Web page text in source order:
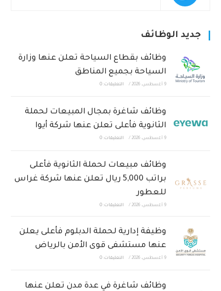
جديد الوظائف
وظائف بقطاع السياحة تعلن عنها وزارة
السياحة بجميع المناطق
9 أغسطس، 2026 / التعليقات: 0
وظائف شاغرة بمجال المبيعات لحملة
الثانوية فأعلى تعلن عنها شركة أيوا
9 أغسطس، 2026 / التعليقات: 0
وظائف مبيعات لحملة الثانوية فأعلى
براتب 5,000 ريال تعلن عنها شركة غراس
للعطور
9 أغسطس، 2026 / التعليقات: 0
وظيفة إدارية لحملة الدبلوم فأعلى يعلن
عنها مستشفى قوى الأمن بالرياض
9 أغسطس، 2026 / التعليقات: 0
وظائف شاغرة في عدة مدن تعلن عنها